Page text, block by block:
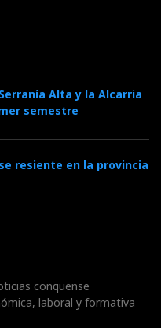
Alta y la Alcarria
semestre
resiente en la provincia
conquense
laboral y formativa